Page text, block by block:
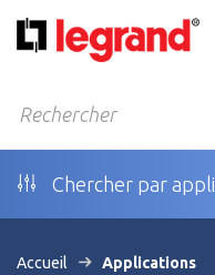
Chercher par
Accueil Applications